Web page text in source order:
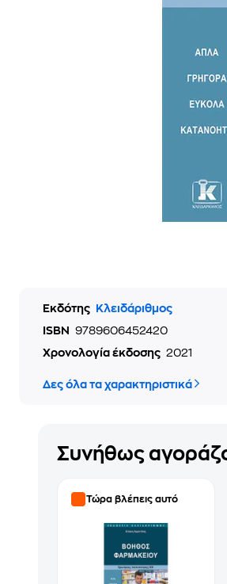
Εκδότης Κλειδάριθμος
ISBN
9789606452420
Χρονολογία έκδοσης 2021
Δες όλα τα χαρακτηριστικά
Συνήθως
Τώρα βλέπεις αυτό